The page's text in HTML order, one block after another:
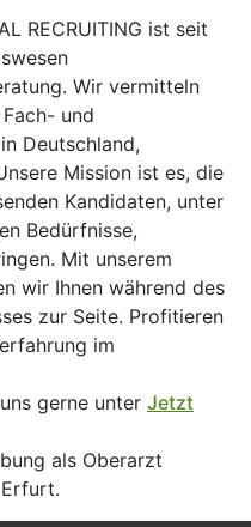
RECRUITING ist seit
Wir vermitteln
und
Deutschland,
Mission ist es, die
Kandidaten, unter
Bedürfnisse,
Mit unserem
wir Ihnen während des
zur Seite. Profitieren
im
gerne unter Jetzt
als Oberarzt